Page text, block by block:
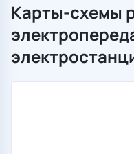
Карты-схемы